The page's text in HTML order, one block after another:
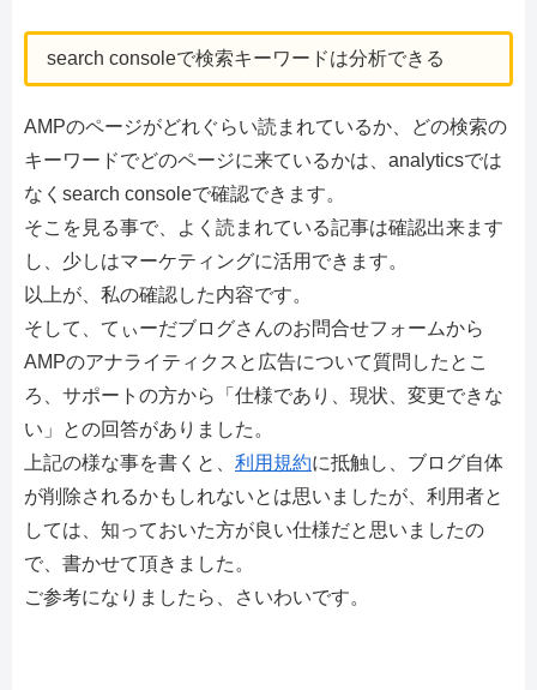
search consoleで検索キーワードは分析できる
AMPのページがどれぐらい読まれているか、どの検索の
キーワードでどのページに来ているかは、analyticsでは
なくsearch consoleで確認できます。
そこを見る事で、よく読まれている記事は確認出来ます
し、少しはマーケティングに活用できます。
以上が、私の確認した内容です。
そして、てぃーだブログさんのお問合せフォームから
AMPのアナライティクスと広告について質問したとこ
ろ、サポートの方から「仕様であり、現状、変更できな
い」との回答がありました。
上記の様な事を書くと、 利用規約に抵触し、ブログ自体
が削除されるかもしれないとは思いましたが、利用者と
しては、知っておいた方が良い仕様だと思いましたの
で、書かせて頂きました。
ご参考になりましたら、さいわいです。